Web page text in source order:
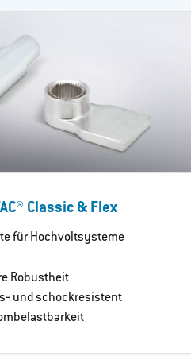
Classic & Flex
für Hochvoltsysteme
Robustheit
und schockresistent